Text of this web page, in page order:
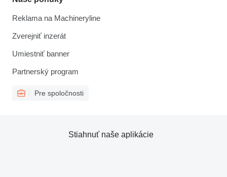
Reklama na Machineryline
Zverejniť inzerát
Umiestniť banner
Partnerský program
Pre spoločnosti
Stiahnuť naše aplikácie